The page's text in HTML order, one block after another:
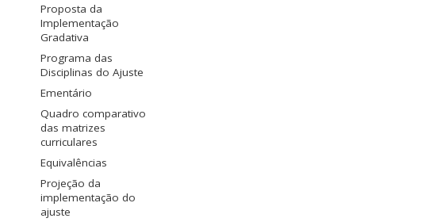
Proposta da
Implementação
Gradativa
Programa das
Disciplinas do Ajuste
Ementário
Quadro comparativo
das matrizes
curriculares
Equivalências
Projeção da
implementação do
ajuste